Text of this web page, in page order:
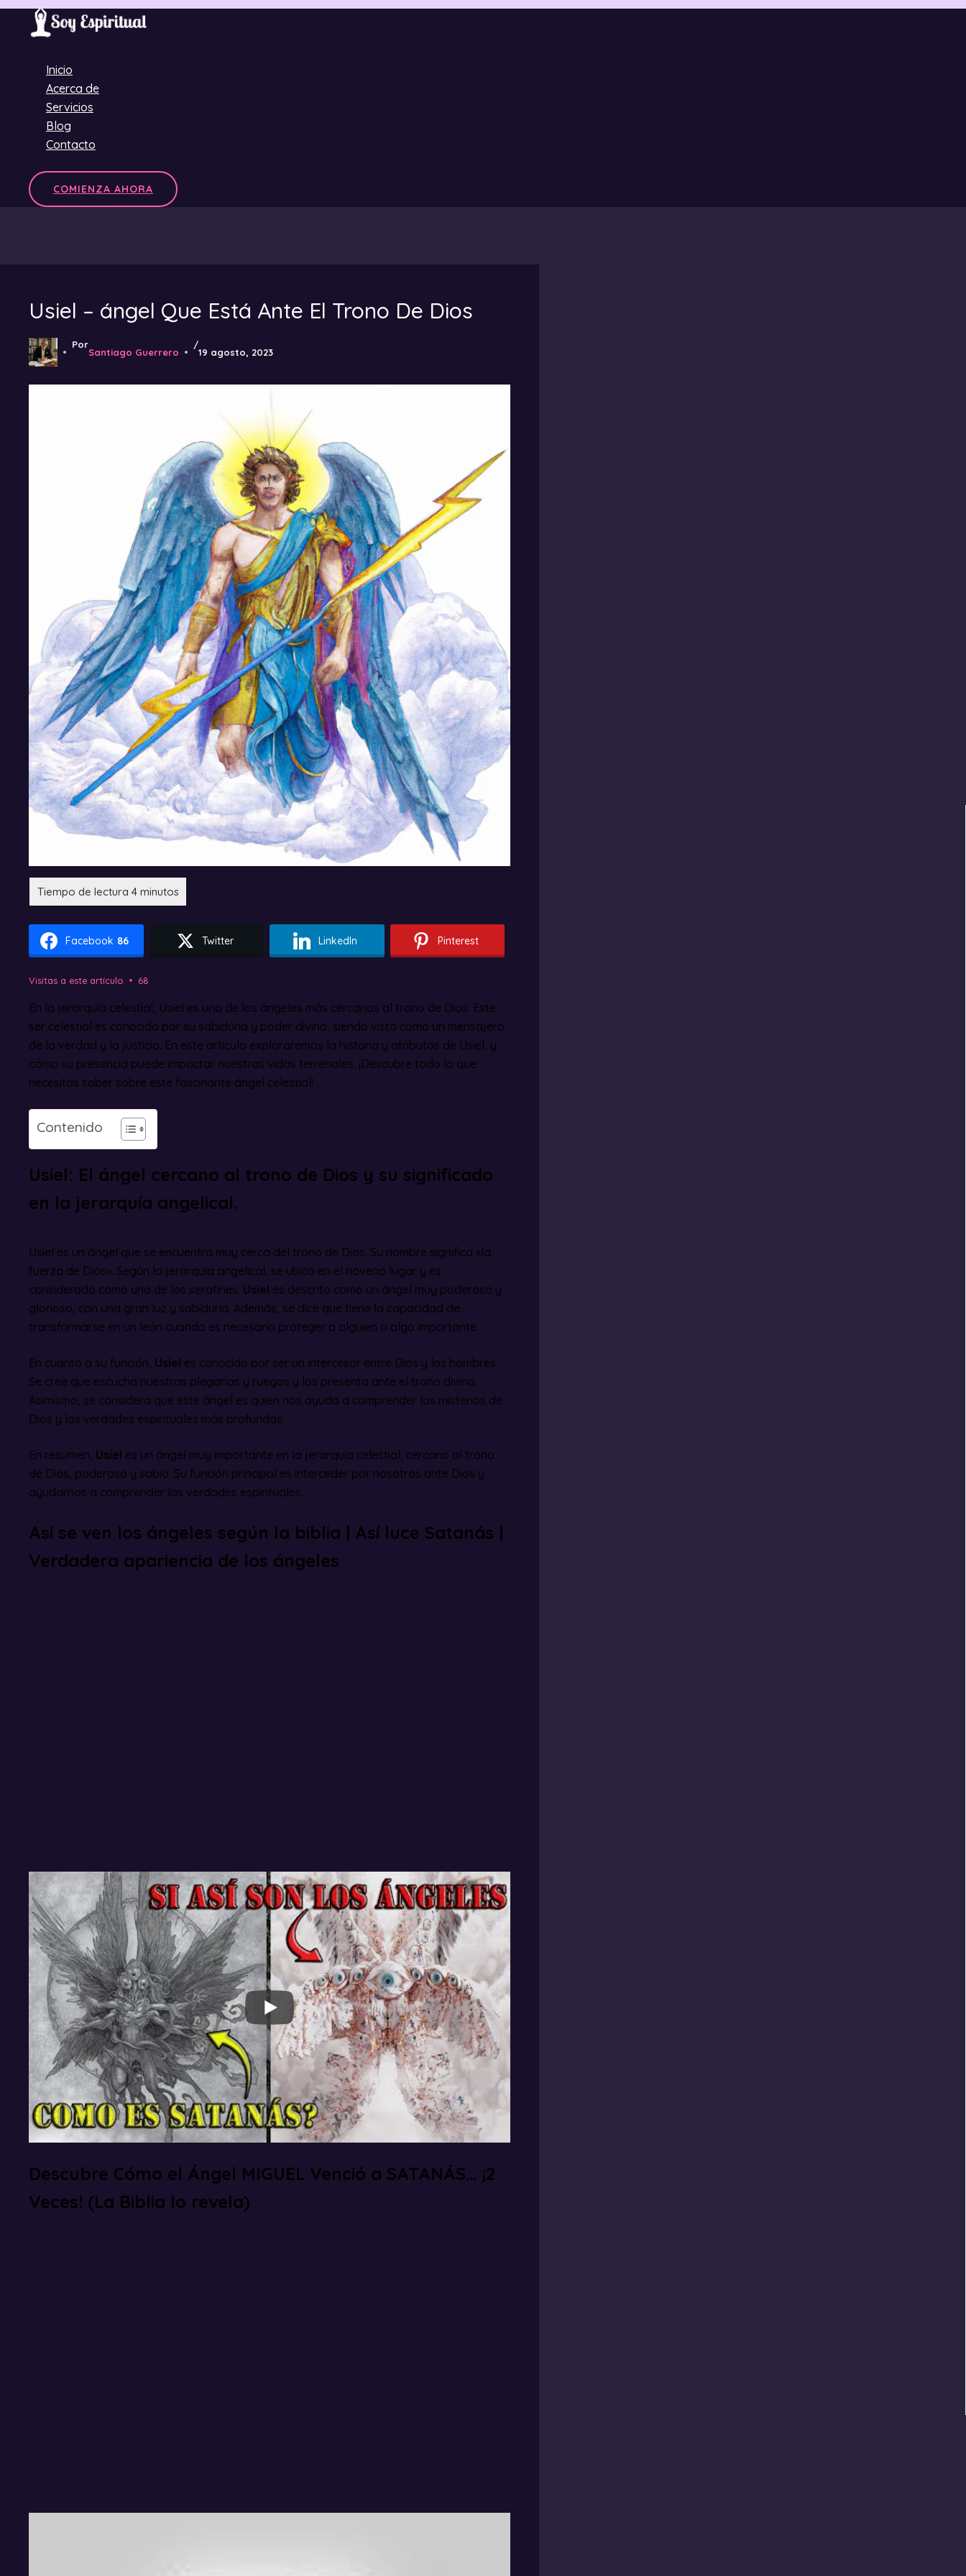
Ir
Inicio
Acerca de
Servicios
Blog
Contacto
COMIENZA AHORA
Usiel – ángel Que Está Ante El Trono De Dios
Por
Santiago Guerrero
/
19 agosto, 2023
Facebook 86 Twitter LinkedIn Pinterest
Visitas a este artículo 68
En la jerarquía celestial, Usiel es uno de los ángeles más cercanos al trono de Dios. Este
ser celestial es conocido por su sabiduría y poder divino, siendo visto como un mensajero
de la verdad y la justicia. En este artículo exploraremos la historia y atributos de Usiel, y
cómo su presencia puede impactar nuestras vidas terrenales. ¡Descubre todo lo que
necesitas saber sobre este fascinante ángel celestial!
Contenido
Usiel: El ángel cercano al trono de Dios y su significado
en la jerarquía angelical.
Usiel es un ángel que se encuentra muy cerca del trono de Dios. Su nombre significa «la
fuerza de Dios». Según la jerarquía angelical, se ubica en el noveno lugar y es
considerado como uno de los serafines. Usiel es descrito como un ángel muy poderoso y
glorioso, con una gran luz y sabiduría. Además, se dice que tiene la capacidad de
transformarse en un león cuando es necesario proteger a alguien o algo importante.
En cuanto a su función, Usiel es conocido por ser un intercesor entre Dios y los hombres.
Se cree que escucha nuestras plegarias y ruegos y los presenta ante el trono divino.
Asimismo, se considera que este ángel es quien nos ayuda a comprender los misterios de
Dios y las verdades espirituales más profundas.
En resumen, Usiel es un ángel muy importante en la jerarquía celestial, cercano al trono
de Dios, poderoso y sabio. Su función principal es interceder por nosotros ante Dios y
ayudarnos a comprender las verdades espirituales.
Así se ven los ángeles según la biblia | Así luce Satanás |
Verdadera apariencia de los ángeles
Descubre Cómo el Ángel MIGUEL Venció a SATANÁS… ¡2
Veces! (La Biblia lo revela)